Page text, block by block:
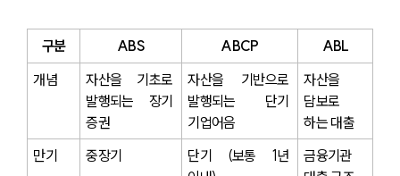
구분 ABS ABCP
ABL
개념
자산을 기초로
발행되는 장기
증권
자산을 기반으로
발행되는 단기
기업어음
자산을
담보로
하는 대출
만기
중장기
단기 (보통 1년
금융기관